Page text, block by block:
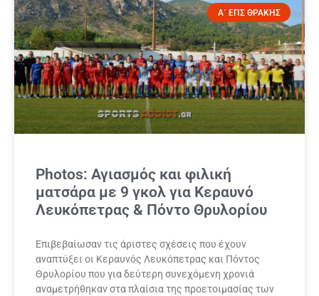
Α΄ ΕΠΣ ΘΡΑΚΗΣ
Photos: Αγιασμός και φιλική
ματσάρα με 9 γκολ για Κεραυνό
Λευκόπετρας & Πόντο Θρυλορίου
Επιβεβαίωσαν τις άριστες σχέσεις που έχουν
αναπτύξει οι Κεραυνός Λευκόπετρας και Πόντος
Θρυλορίου που για δεύτερη συνεχόμενη χρονιά
αναμετρήθηκαν στα πλαίσια της προετοιμασίας των